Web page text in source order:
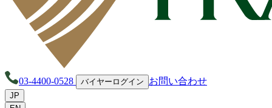
03-4400-0528 バイヤーログイン お問い合わせ
JP